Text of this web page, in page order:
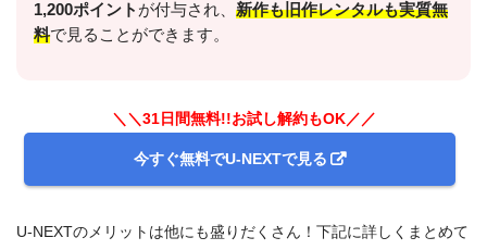
1,200ポイント が付与され、 新作も旧作レンタルも実質無
料で見ることができます。
＼＼31日間無料!!お試し解約もOK／／
今すぐ無料でU-NEXTで見る
U-NEXTのメリットは他にも盛りだくさん！下記に詳しくまとめて